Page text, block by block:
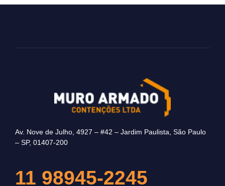
Av. Nove de Julho, 4927 – #42 – Jardim Paulista, São Paulo
– SP, 01407-200
11 98945-2245